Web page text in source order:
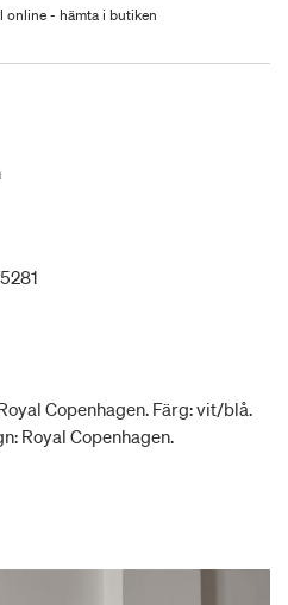
online - hämta i butiken
Copenhagen. Färg: vit/blå.
Royal Copenhagen.